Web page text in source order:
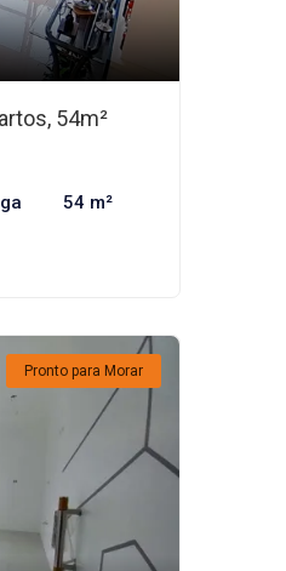
54m²
54 m²
Pronto para Morar